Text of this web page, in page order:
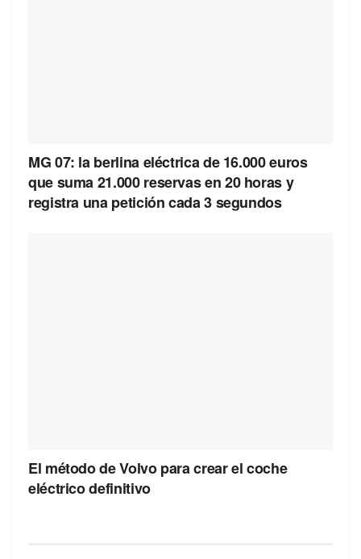
MG 07: la berlina eléctrica de 16.000 euros
que suma 21.000 reservas en 20 horas y
registra una petición cada 3 segundos
El método de Volvo para crear el coche
eléctrico definitivo